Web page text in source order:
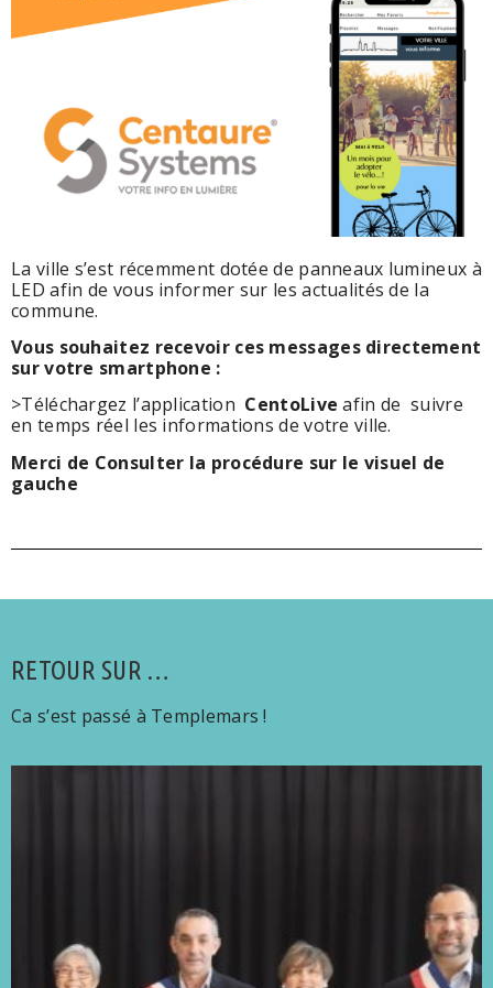
La ville s’est récemment dotée de panneaux lumineux à
LED afin de vous informer sur les actualités de la
commune.
Vous souhaitez recevoir ces messages directement
sur votre smartphone :
>Téléchargez l’application CentoLive afin de suivre
en temps réel les informations de votre ville.
Merci de Consulter la procédure sur le visuel de
gauche
RETOUR SUR …
Ca s’est passé à Templemars !